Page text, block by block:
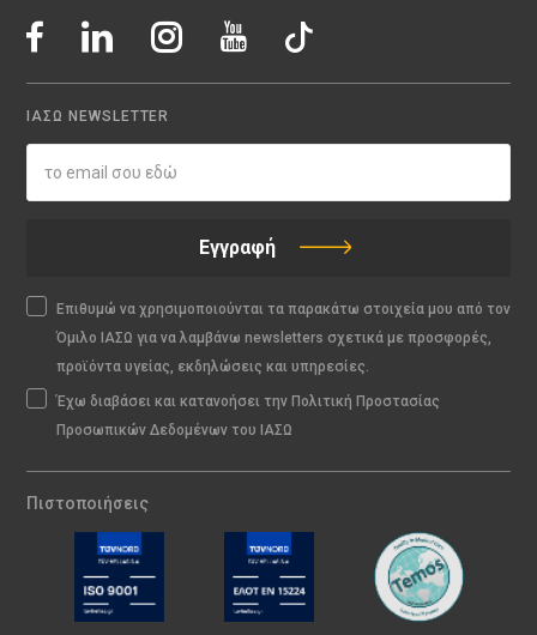
ΙΑΣΩ NEWSLETTER
Εγγραφή
Επιθυμώ να χρησιμοποιούνται τα παρακάτω στοιχεία μου από τον
Όμιλο ΙΑΣΩ για να λαμβάνω newsletters σχετικά με προσφορές,
προϊόντα υγείας, εκδηλώσεις και υπηρεσίες.
Έχω διαβάσει και κατανοήσει την Πολιτική Προστασίας
Προσωπικών Δεδομένων του ΙΑΣΩ
Πιστοποιήσεις